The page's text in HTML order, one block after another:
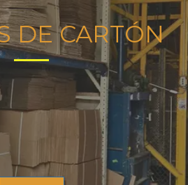
DE CARTÓN